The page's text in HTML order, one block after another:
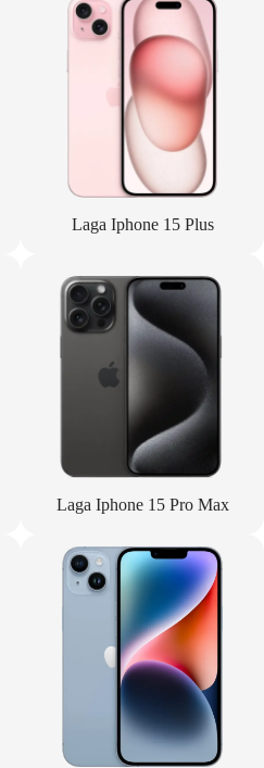
Laga Iphone 15 Plus
Laga Iphone 15 Pro Max